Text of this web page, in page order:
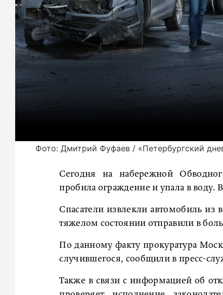
Фото: Дмитрий Фуфаев / «Петербургский
Сегодня на набережной
пробила ограждение и упала в
Спасатели извлекли автомобиль
тяжелом состоянии отправили в
По данному факту прокуратура
случившегося, сообщили в пресс-
Также в связи с информацией об